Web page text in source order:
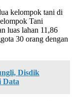
kelompok tani di
Tani
luas lahan 11,86
30 orang dengan
Disdik
Data